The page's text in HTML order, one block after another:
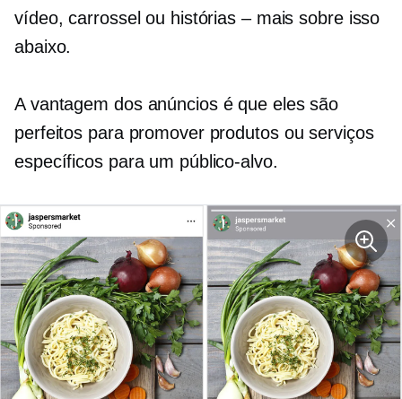
vídeo, carrossel ou histórias – mais sobre isso
abaixo.
A vantagem dos anúncios é que eles são
perfeitos para promover produtos ou serviços
específicos para um público-alvo.